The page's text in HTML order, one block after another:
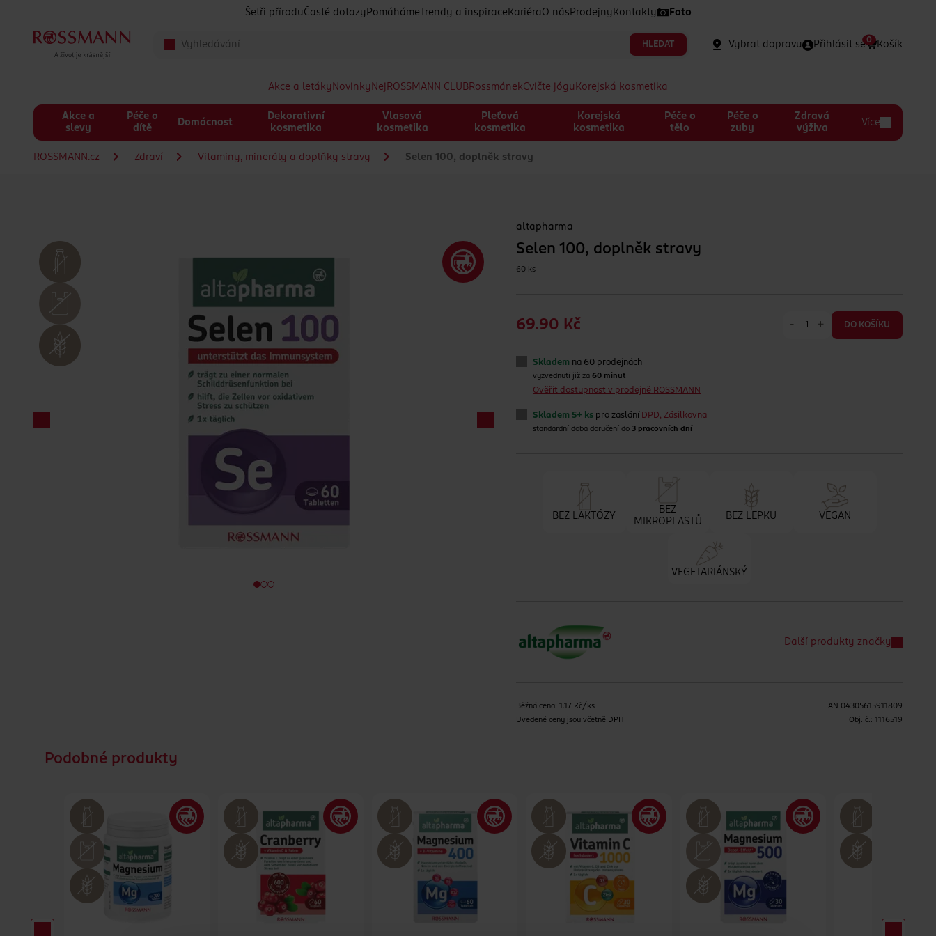
Šetři přírodu Časté dotazy Pomáháme Trendy a inspirace Kariéra O nás Prodejny Kontakty Foto
HLEDAT Vybrat dopravu Přihlásit se Košík
0
Akce a letáky Novinky Nej ROSSMANN CLUBRossmánekCvičte jógu Korejská kosmetika
Akce a
slevy
Péče o
dítě
Domácnost
Dekorativní
kosmetika
Vlasová
kosmetika
Pleťová
kosmetika
Korejská
kosmetika
Péče o
tělo
Péče o
zuby
Zdravá
výživa
Více
ROSSMANN.cz Zdraví Vitaminy, minerály a doplňky stravy Selen 100, doplněk stravy
altapharma
Selen 100, doplněk stravy
60 ks
69.90 Kč - + DO KOŠÍKU
Skladem na 60 prodejnách
vyzvednutí již za60 minut
Ověřit dostupnost v prodejně ROSSMANN
Skladem 5+ ks pro zaslání DPD, Zásilkovna
standardní doba doručení do 3 pracovních dní
BEZ LAKTÓZY
BEZ
MIKROPLASTŮ
BEZ LEPKU VEGAN
VEGETARIÁNSKÝ
Další produkty značky
Běžná cena: 1.17 Kč/ks
Uvedené ceny jsou včetně DPH
EAN 04305615911809
Obj. č.: 1116519
Podobné produkty